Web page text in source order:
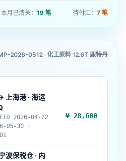
本月已清关： 19 笔 待付汇： 7 笔
2026-0512 · 化工原料 12.6T 鹿特丹
上海港 · 海运
ETD 2026-04-22
05-30 ·
¥ 28,600
波保税仓 · 内